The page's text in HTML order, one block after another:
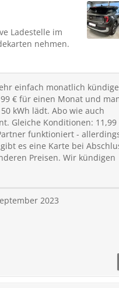
Ladestelle im
nehmen.
einfach monatlich
€ für einen Monat und
kWh lädt. Abo wie auch
Gleiche Konditionen: 11,99
funktioniert -
es eine Karte bei
Preisen. Wir kündigen
2023